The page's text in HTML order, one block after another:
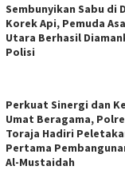
Sembunyikan Sabu di
Korek Api, Pemuda
Utara Berhasil
Polisi
Perkuat Sinergi dan
Umat Beragama,
Toraja Hadiri
Pertama
Al-Mustaidah